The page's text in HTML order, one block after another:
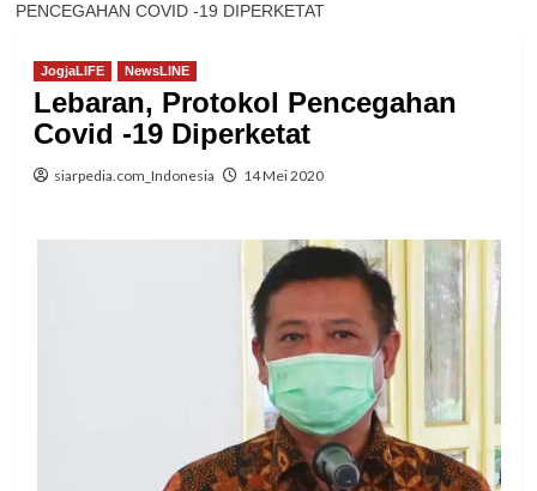
PENCEGAHAN COVID -19 DIPERKETAT
JogjaLIFE NewsLINE
Lebaran, Protokol Pencegahan
Covid -19 Diperketat
siarpedia.com_Indonesia 14 Mei 2020